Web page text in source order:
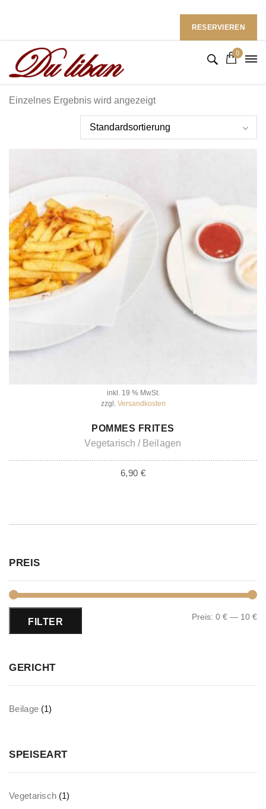
RESERVIEREN
0
Einzelnes Ergebnis wird angezeigt
inkl. 19 % MwSt.
zzgl. Versandkosten
IN DEN WARENKORB
POMMES FRITES
Vegetarisch
Beilagen
6,90 €
PREIS
FILTER Preis: 0 € — 10 €
GERICHT
Beilage (1)
SPEISEART
Vegetarisch (1)